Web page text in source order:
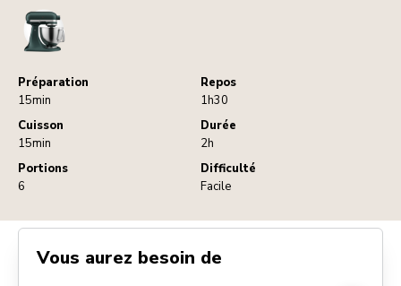
StandMixer
Préparation
15min
Repos
1h30
Cuisson
15min
Durée
2h
Portions
6
Difficulté
Facile
Vous aurez besoin de